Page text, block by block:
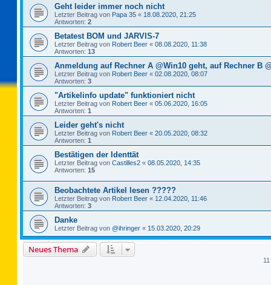
Geht leider immer noch nicht
Letzter Beitrag von Papa 35 « 18.08.2020, 21:25
Antworten: 2
Betatest BOM und JARVIS-7
Letzter Beitrag von Robert Beer « 08.08.2020, 11:38
Antworten: 13
Anmeldung auf Rechner A @Win10 geht, auf Rechner B
Letzter Beitrag von Robert Beer « 02.08.2020, 08:07
Antworten: 3
"Artikelinfo update" funktioniert nicht
Letzter Beitrag von Robert Beer « 05.06.2020, 16:05
Antworten: 1
Leider geht's nicht
Letzter Beitrag von Robert Beer « 20.05.2020, 08:32
Antworten: 1
Bestätigen der Identtät
Letzter Beitrag von Castilles2 « 08.05.2020, 14:35
Antworten: 15
Beobachtete Artikel lesen ?????
Letzter Beitrag von Robert Beer « 12.04.2020, 11:46
Antworten: 3
Danke
Letzter Beitrag von @ihringer « 15.03.2020, 20:29
Neues Thema